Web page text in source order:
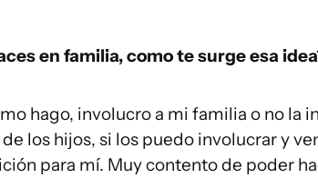
en familia, como te surge esa
hago, involucro a mi familia o no la
los hijos, si los puedo involucrar y
para mí. Muy contento de poder